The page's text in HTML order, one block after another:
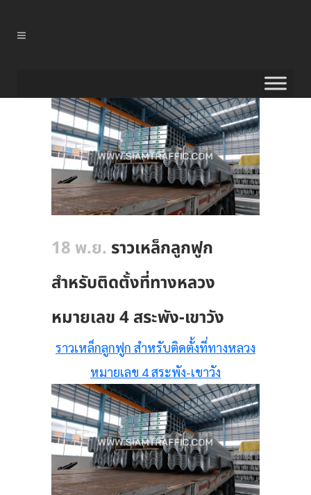
18 พ.ย. ราวเหล็กลูกฟูก
สำหรับติดตั้งที่ทางหลวง
หมายเลข 4 สระพัง-เขาวัง
ราวเหล็กลูกฟูก สำหรับติดตั้งที่ทางหลวง
หมายเลข 4 สระพัง-เขาวัง